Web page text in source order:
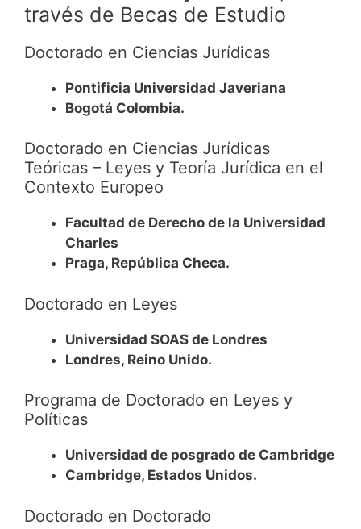
través de Becas de Estudio
Doctorado en Ciencias Jurídicas
Pontificia Universidad Javeriana
Bogotá Colombia.
Doctorado en Ciencias Jurídicas
Teóricas – Leyes y Teoría Jurídica en el
Contexto Europeo
Facultad de Derecho de la Universidad
Charles
Praga, República Checa.
Doctorado en Leyes
Universidad SOAS de Londres
Londres, Reino Unido.
Programa de Doctorado en Leyes y
Políticas
Universidad de posgrado de Cambridge
Cambridge, Estados Unidos.
Doctorado en Doctorado